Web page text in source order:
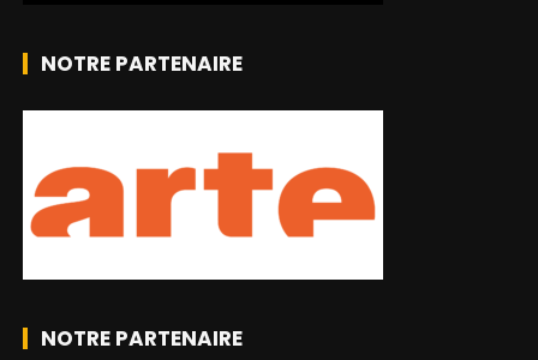
NOTRE PARTENAIRE
NOTRE PARTENAIRE